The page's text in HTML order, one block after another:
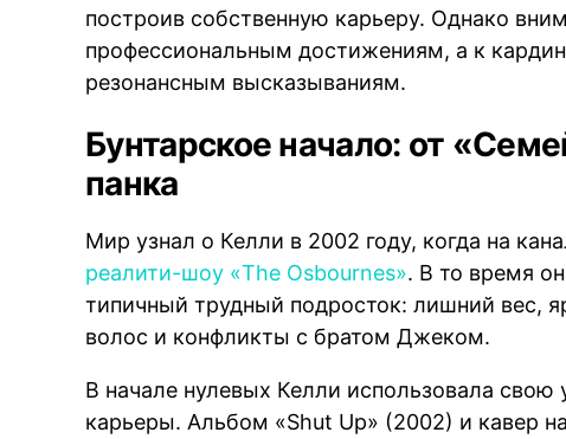
построив собственную карьеру. Однако
профессиональным достижениям, а к
резонансным высказываниям.
Бунтарское начало: от
панка
Мир узнал о Келли в 2002 году, когда на
реалити-шоу «The Osbournes». В то время
типичный трудный подросток: лишний вес,
волос и конфликты с братом Джеком.
В начале нулевых Келли использовала свою
карьеры. Альбом «Shut Up» (2002) и кавер